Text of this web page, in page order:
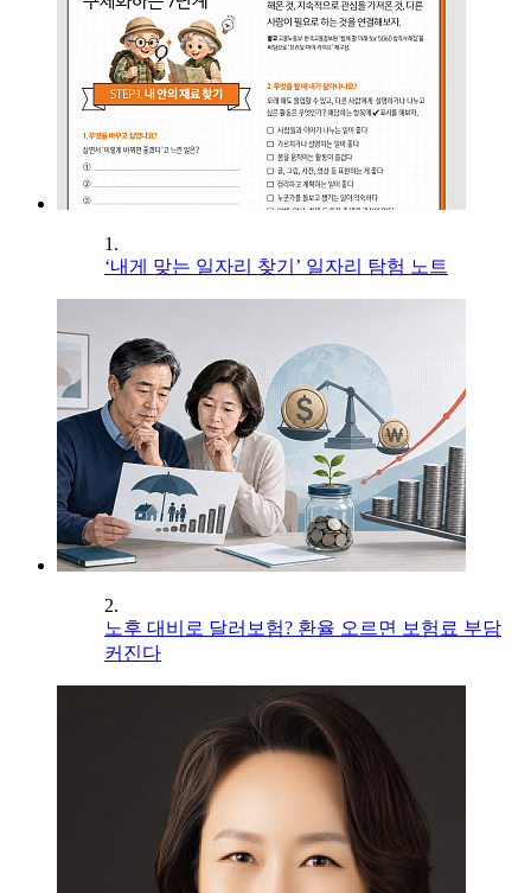
1.
‘내게 맞는 일자리 찾기’ 일자리 탐험 노트
2.
노후 대비로 달러보험? 환율 오르면 보험료 부담
커진다